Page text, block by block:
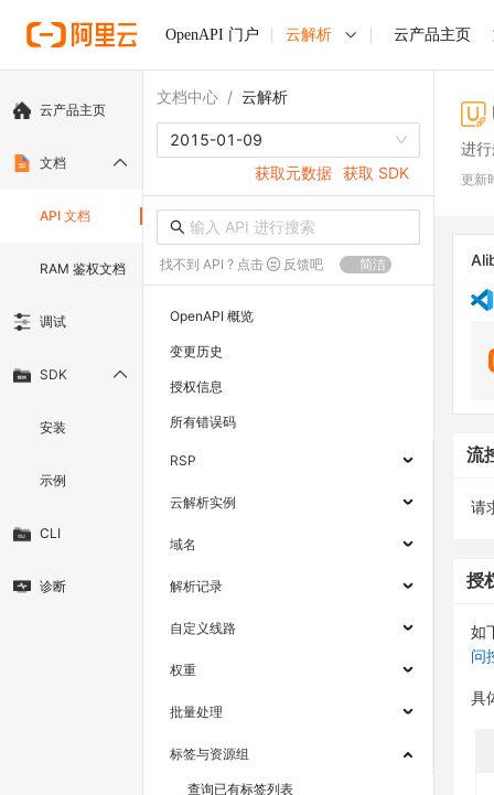
OpenAPI 门户 云解析 云产品主页
云产品主页
文档
API 文档
RAM 鉴权文档
调试
SDK
安装
示例
CLI
诊断
文档中心 / 云解析
2015-01-09
获取元数据 获取 SDK
找不到 API ? 点击 反馈吧 简洁
OpenAPI 概览
变更历史
授权信息
所有错误码
RSP
云解析实例
域名
解析记录
自定义线路
权重
批量处理
标签与资源组
查询已有标签列表
进
更新
流
请
授
如
问
具